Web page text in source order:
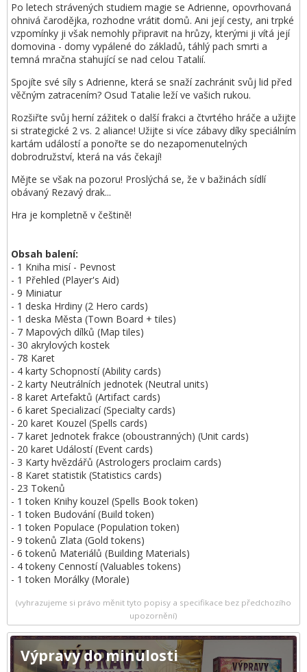
Po letech strávených studiem magie se Adrienne, opovrhovaná
ohnivá čarodějka, rozhodne vrátit domů. Ani její cesty, ani trpké
vzpomínky ji však nemohly připravit na hrůzy, kterými ji vítá její
domovina - domy vypálené do základů, táhlý pach smrti a
temná mračna stahující se nad celou Tatalií.
Spojíte své síly s Adrienne, která se snaží zachránit svůj lid před
věčným zatracením? Osud Tatalie leží ve vašich rukou.
Rozšiřte svůj herní zážitek o další frakci a čtvrtého hráče a užijte
si strategické 2 vs. 2 aliance! Užijte si více zábavy díky speciálním
kartám událostí a ponořte se do nezapomenutelných
dobrodružství, která na vás čekají!
Mějte se však na pozoru! Proslýchá se, že v bažinách sídlí
obávaný Rezavý drak...
Hra je kompletně v češtině!
Obsah balení:
- 1 Kniha misí - Pevnost
- 1 Přehled (Player's Aid)
- 9 Miniatur
- 1 deska Hrdiny (2 Hero cards)
- 1 deska Města (Town Board + tiles)
- 7 Mapových dílků (Map tiles)
- 30 akrylových kostek
- 78 Karet
- 4 karty Schopností (Ability cards)
- 2 karty Neutrálních jednotek (Neutral units)
- 8 karet Artefaktů (Artifact cards)
- 6 karet Specializací (Specialty cards)
- 20 karet Kouzel (Spells cards)
- 7 karet Jednotek frakce (oboustranných) (Unit cards)
- 20 karet Událostí (Event cards)
- 3 Karty hvězdářů (Astrologers proclaim cards)
- 8 Karet statistik (Statistics cards)
- 23 Tokenů
- 1 token Knihy kouzel (Spells Book token)
- 1 token Budování (Build token)
- 1 token Populace (Population token)
- 9 tokenů Zlata (Gold tokens)
- 6 tokenů Materiálů (Building Materials)
- 4 tokeny Cenností (Valuables tokens)
- 1 token Morálky (Morale)
(vyhrazujeme si právo měnit tyto popisy a specifikace bez předchozího
upozornění)
Výpravy do minulosti